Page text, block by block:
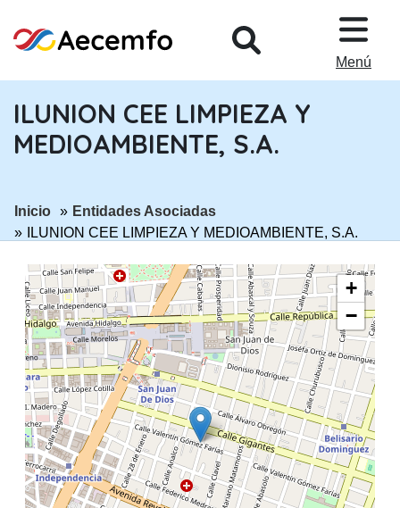
Menú
ILUNION CEE LIMPIEZA Y
MEDIOAMBIENTE, S.A.
ir a página:
Inicio ir a página:
Entidades Asociadas
ILUNION CEE LIMPIEZA Y MEDIOAMBIENTE, S.A.
+
−